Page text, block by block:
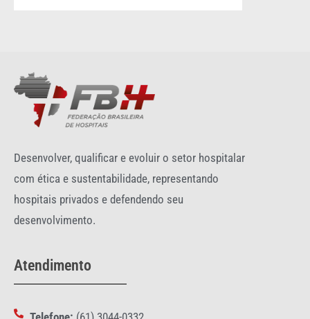
Desenvolver, qualificar e evoluir o setor hospitalar
com ética e sustentabilidade, representando
hospitais privados e defendendo seu
desenvolvimento.
Atendimento